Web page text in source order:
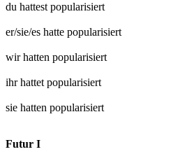
du hattest popularisiert
er/sie/es hatte popularisiert
wir hatten popularisiert
ihr hattet popularisiert
sie hatten popularisiert
Futur I